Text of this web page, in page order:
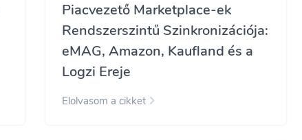
Piacvezető Marketplace-ek
Rendszerszintű Szinkronizációja:
eMAG, Amazon, Kaufland és a
Logzi Ereje
Elolvasom a cikket